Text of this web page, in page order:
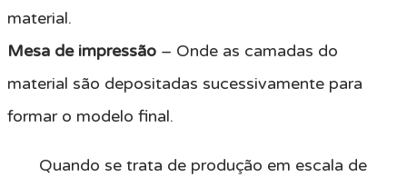
material.
Mesa de impressão – Onde as camadas do
material são depositadas sucessivamente para
formar o modelo final.
Quando se trata de produção em escala de